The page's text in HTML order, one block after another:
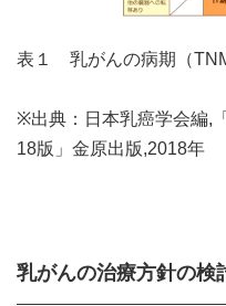
表１ 乳がんの病期（
※出典：日本乳癌学会編,
18版」金原出版,2018年
乳がんの治療方針の検